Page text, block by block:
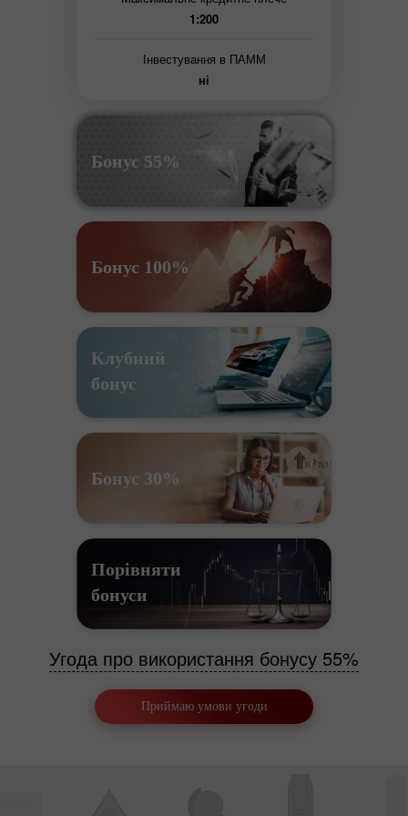
1:200
Інвестування в ПАММ
ні
Бонус 55%
Бонус 100%
Клубний
бонус
Бонус 30%
Порівняти
бонуси
Угода про використання бонусу 55%
Приймаю умови угоди